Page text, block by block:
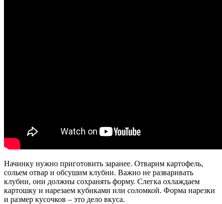
Начинку нужно приготовить заранее. Отварим картофель,
сольем отвар и обсушим клубни. Важно не разваривать
клубни, они должны сохранять форму. Слегка охлаждаем
картошку и нарезаем кубиками или соломкой. Форма нарезки
и размер кусочков – это дело вкуса.